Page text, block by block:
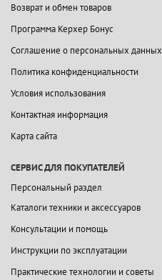
Возврат и обмен товаров
Программа Керхер Бонус
Соглашение о персональных данных
Политика конфиденциальности
Условия использования
Контактная информация
Карта сайта
СЕРВИС ДЛЯ ПОКУПАТЕЛЕЙ
Персональный раздел
Каталоги техники и аксессуаров
Консультации и помощь
Инструкции по эксплуатации
Практические технологии и советы